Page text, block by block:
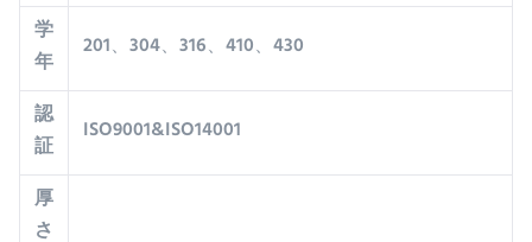
学
年
201、304、316、410、430
認
証
ISO9001&ISO14001
厚
さ